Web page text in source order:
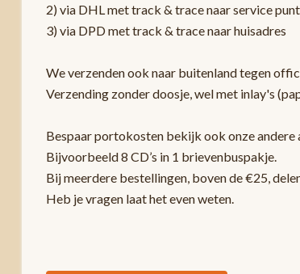
2) via DHL met track & trace naar service
3) via DPD met track & trace naar huisadres
We verzenden ook naar buitenland tegen
Verzending zonder doosje, wel met inlay's
Bespaar portokosten bekijk ook onze andere
Bijvoorbeeld 8 CD’s in 1 brievenbuspakje.
Bij meerdere bestellingen, boven de €25,
Heb je vragen laat het even weten.